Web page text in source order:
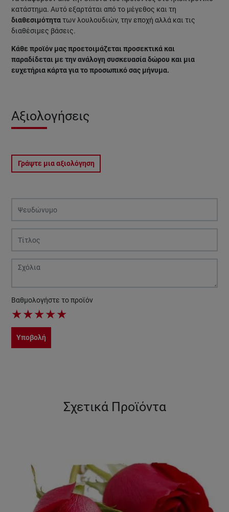
κατάστημα. Αυτό εξαρτάται από το μέγεθος και τη
διαθεσιμότητατων λουλουδιών, την εποχή αλλά και τις
διαθέσιμες βάσεις.
Κάθε προϊόν μας προετοιμάζεται προσεκτικά και
παραδίδεται με την ανάλογη συσκευασία δώρου και μια
ευχετήρια κάρτα για το προσωπικό σας μήνυμα.
Αξιολογήσεις
Γράψτε μια αξιολόγηση
Βαθμολογήστε το προϊόν
★★★★★
Υποβολή
Σχετικά Προϊόντα